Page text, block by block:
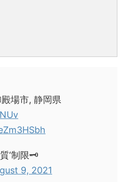
場市, 静岡県
‘制限🗝
9, 2021